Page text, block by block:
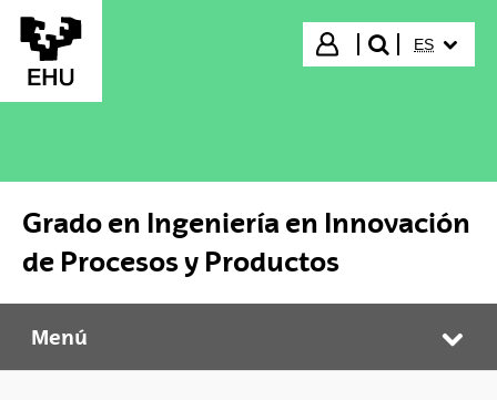
Saltar al contenido principal
Iniciar sesión
buscar"
ES
Grado en Ingeniería en Innovación
de Procesos y Productos
Grado en Ingeniería en Innovación de Procesos y Productos
Menú